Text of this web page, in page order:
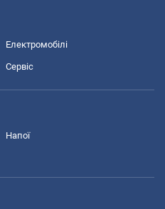
Електромобілі
Сервіс
Напої